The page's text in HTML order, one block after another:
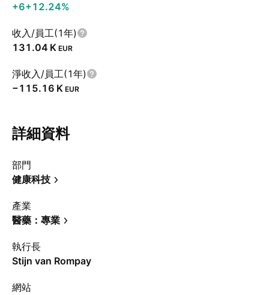
+6+12.24%
收入/員工(1年)
‪131.04 K‬ EUR
淨收入/員工(1年)
‪−115.16 K‬ EUR
詳細資料
部門
健康科技
產業
醫藥：專業
執行長
Stijn van Rompay
網站